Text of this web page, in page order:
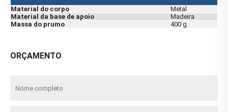
Material do corpo
Metal
Material da base de apoio
Madeira
Massa do prumo
400 g
ORÇAMENTO